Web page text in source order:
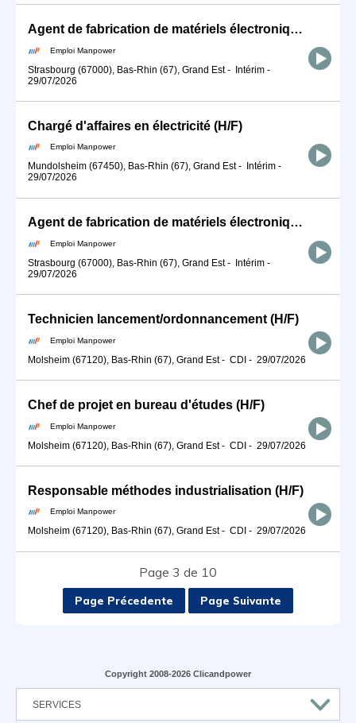
Agent de fabrication de matériels électroniques en équipe après-midi (H/F)
Emploi Manpower
Strasbourg (67000), Bas-Rhin (67), Grand Est- Intérim -
29/07/2026
Chargé d'affaires en électricité (H/F)
Emploi Manpower
Mundolsheim (67450), Bas-Rhin (67), Grand Est- Intérim -
29/07/2026
Agent de fabrication de matériels électroniques en équipe nuit (H/F)
Emploi Manpower
Strasbourg (67000), Bas-Rhin (67), Grand Est- Intérim -
29/07/2026
Technicien lancement/ordonnancement (H/F)
Emploi Manpower
Molsheim (67120), Bas-Rhin (67), Grand Est- CDI - 29/07/2026
Chef de projet en bureau d'études (H/F)
Emploi Manpower
Molsheim (67120), Bas-Rhin (67), Grand Est- CDI - 29/07/2026
Responsable méthodes industrialisation (H/F)
Emploi Manpower
Molsheim (67120), Bas-Rhin (67), Grand Est- CDI - 29/07/2026
Page 3 de 10
Page Précedente Page Suivante
Copyright 2008-2026 Clicandpower
SERVICES